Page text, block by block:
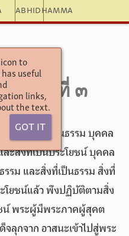
Abhidhamma
to
useful
links,
the text.
Got It
นิกาย
รมสูตรที่ ๓
มและสิ่งที่เป็นธรรม บุคคล
ละสิ่งที่เป็นประโยชน์ บุคคล
รม และสิ่งที่เป็นธรรม สิ่งที่
โยชน์แล้ว พึงปฏิบัติตามสิ่ง
น์ พระผู้มีพระภาคผู้สุคต
ลุกจาก อาสนะเข้าไปสู่พระ